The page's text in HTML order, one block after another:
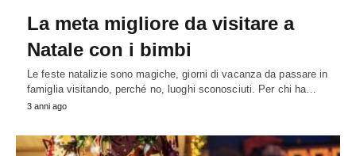
La meta migliore da visitare a
Natale con i bimbi
Le feste natalizie sono magiche, giorni di vacanza da passare in
famiglia visitando, perché no, luoghi sconosciuti. Per chi ha…
3 anni ago